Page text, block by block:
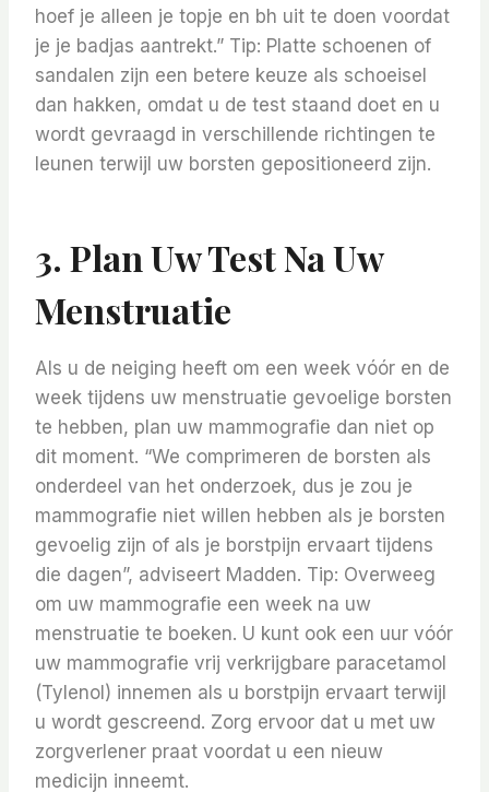
hoef je alleen je topje en bh uit te doen voordat
je je badjas aantrekt.” Tip: Platte schoenen of
sandalen zijn een betere keuze als schoeisel
dan hakken, omdat u de test staand doet en u
wordt gevraagd in verschillende richtingen te
leunen terwijl uw borsten gepositioneerd zijn.
3. Plan Uw Test Na Uw
Menstruatie
Als u de neiging heeft om een ​​week vóór en de
week tijdens uw menstruatie gevoelige borsten
te hebben, plan uw mammografie dan niet op
dit moment. “We comprimeren de borsten als
onderdeel van het onderzoek, dus je zou je
mammografie niet willen hebben als je borsten
gevoelig zijn of als je borstpijn ervaart tijdens
die dagen”, adviseert Madden. Tip: Overweeg
om uw mammografie een week na uw
menstruatie te boeken. U kunt ook een uur vóór
uw mammografie vrij verkrijgbare paracetamol
(Tylenol) innemen als u borstpijn ervaart terwijl
u wordt gescreend. Zorg ervoor dat u met uw
zorgverlener praat voordat u een nieuw
medicijn inneemt.